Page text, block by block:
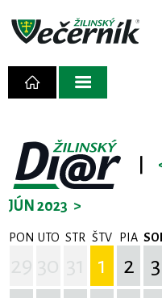
JÚN 2023 >
PON UTO STR ŠTV PIA
1 2 3